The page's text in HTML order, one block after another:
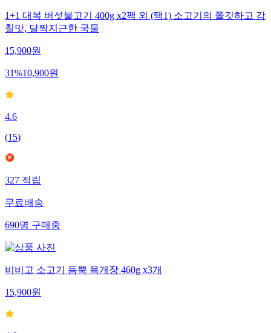
1+1 대복 버섯불고기 400g x2팩 외 (택1) 소고기의 쫄깃하고 감
칠맛, 달짝지근한 국물
15,900원
31%10,900원
4.6
(15)
327적립
무료배송
690명구매중
비비고 소고기 듬뿍 육개장 460g x3개
15,900원